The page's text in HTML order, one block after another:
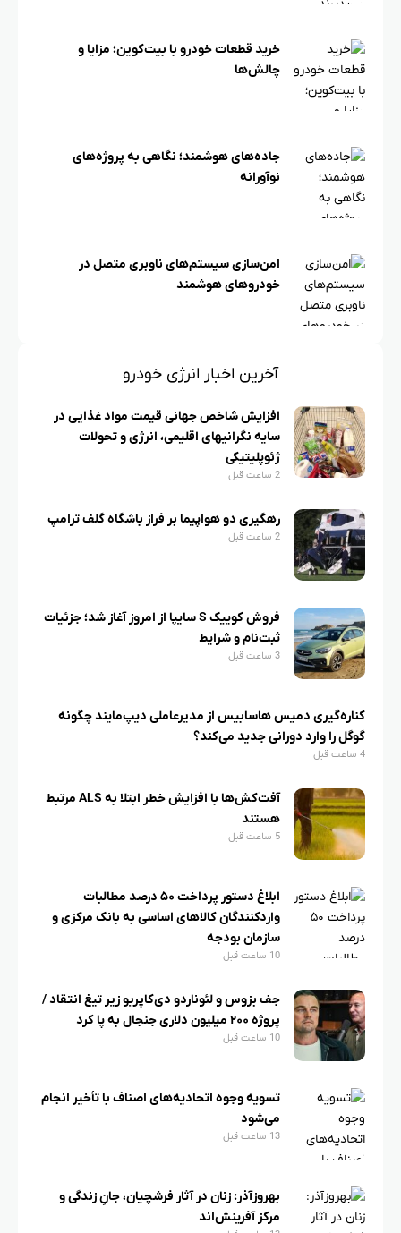
خرید قطعات خودرو با بیت‌کوین؛ مزایا و
چالش‌ها
جاده‌های هوشمند؛ نگاهی به پروژه‌های
نوآورانه
امن‌سازی سیستم‌های ناوبری متصل در
خودروهای هوشمند
آخرین اخبار انرژی خودرو
افزایش شاخص جهانی قیمت مواد غذایی در
سایه نگرانیهای اقلیمی، انرژی و تحولات
ژئوپلیتیکی
2 ساعت قبل
رهگیری دو هواپیما بر فراز باشگاه گلف ترامپ
2 ساعت قبل
فروش کوییک S سایپا از امروز آغاز شد؛ جزئیات
ثبت‌نام و شرایط
3 ساعت قبل
کناره‌گیری دمیس هاسابیس از مدیرعاملی دیپ‌مایند چگونه
گوگل را وارد دورانی جدید می‌کند؟
آفت‌کش‌ها با افزایش خطر ابتلا به ALS مرتبط
هستند
5 ساعت قبل
ابلاغ دستور پرداخت ۵۰ درصد مطالبات
واردکنندگان کالاهای اساسی به بانک مرکزی و
سازمان بودجه
جف بزوس و لئوناردو دی‌کاپریو زیر تیغ انتقاد /
پروژه ۲۰۰ میلیون دلاری جنجال به پا کرد
10 ساعت قبل
تسویه وجوه اتحادیه‌های اصناف با تأخیر انجام
می‌شود
بهروزآذر: زنان در آثار فرشچیان، جانِ زندگی و
مرکز آفرینش‌اند